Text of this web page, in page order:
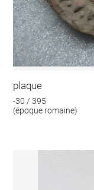
plaque
-30 / 395
(époque romaine)